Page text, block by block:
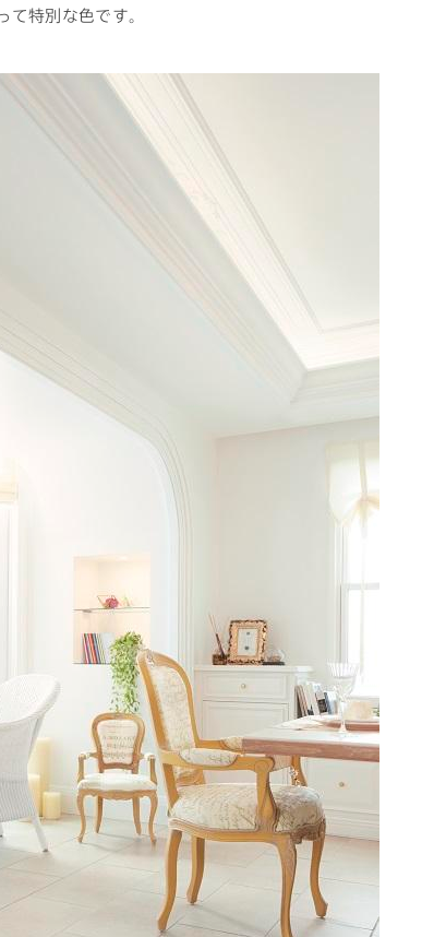
ご相談デスク
特別な色です。